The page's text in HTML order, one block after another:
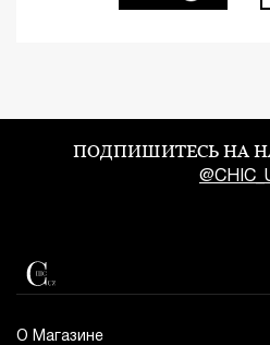
ПОДПИШИТЕСЬ НА
О Магазине